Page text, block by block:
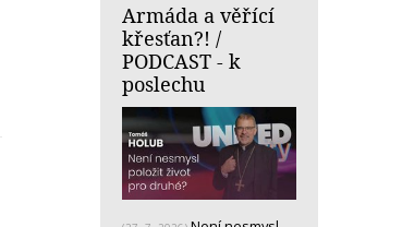
Armáda a věřící
křesťan?! /
PODCAST - k
poslechu